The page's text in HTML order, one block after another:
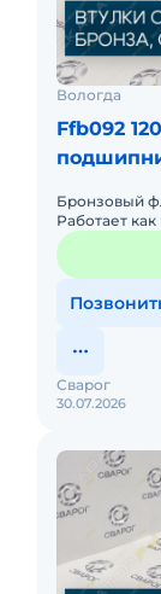
Вологда
Ffb092
Бронзовый
Работает
количество
строительной
30.07.2026
Сварог